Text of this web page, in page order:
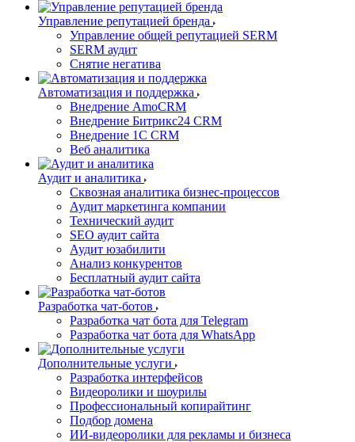
Управление репутацией бренда
Управление общей репутацией SERM
SERM аудит
Снятие негатива
Автоматизация и поддержка
Внедрение AmoCRM
Внедрение Битрикс24 CRM
Внедрение 1C CRM
Веб аналитика
Аудит и аналитика
Сквозная аналитика бизнес-процессов
Аудит маркетинга компании
Технический аудит
SEO аудит сайта
Аудит юзабилити
Анализ конкурентов
Бесплатный аудит сайта
Разработка чат-ботов
Разработка чат бота для Telegram
Разработка чат бота для WhatsApp
Дополнительные услуги
Разработка интерфейсов
Видеоролики и шоурилы
Профессиональный копирайтинг
Подбор домена
ИИ-видеоролики для рекламы и бизнеса